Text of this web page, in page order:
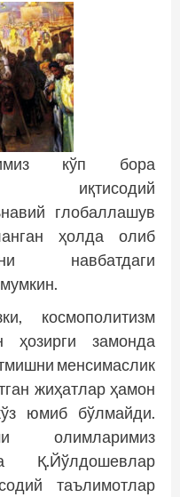
кўп бора
иқтисодий
глобаллашув
ҳолда олиб
навбатдаги
космополитизм
ҳозирги замонда
менсимаслик
жиҳатлар ҳамон
юмиб бўлмайди.
олимларимиз
Қ.Йўлдошевлар
таълимотлар